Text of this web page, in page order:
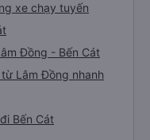
xe chạy tuyến
Đồng - Bến Cát
Lâm Đồng nhanh
Bến Cát